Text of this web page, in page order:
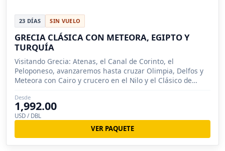
23 DÍAS SIN VUELO
GRECIA CLÁSICA CON METEORA, EGIPTO Y
TURQUÍA
Visitando Grecia: Atenas, el Canal de Corinto, el
Peloponeso, avanzaremos hasta cruzar Olimpia, Delfos y
Meteora con Cairo y crucero en el Nilo y el Clásico de
Desde
1,992.00
USD / DBL
VER PAQUETE